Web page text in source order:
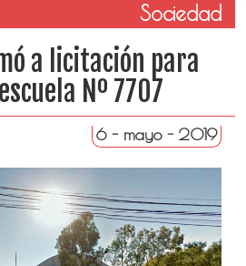
Sociedad
a licitación para
Nº 7707
6 - mayo - 2019